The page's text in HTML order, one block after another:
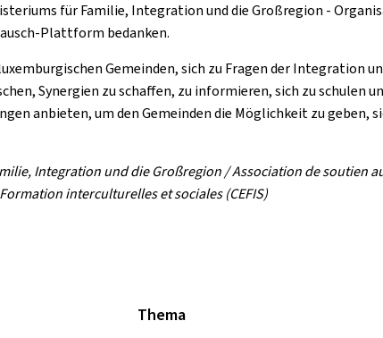
für Familie, Integration und die Großregion -
Plattform bedanken.
Gemeinden, sich zu Fragen der Integration
Synergien zu schaffen, zu informieren, sich zu
anbieten, um den Gemeinden die Möglichkeit zu geben,
Integration und die Großregion / Association de soutien
interculturelles et sociales (CEFIS)
Thema